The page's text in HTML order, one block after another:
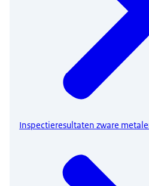
Inspectieresultaten zware